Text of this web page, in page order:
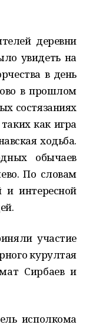
деревни
увидеть на
в день
в прошлом
состязаниях
как игра
ходьба.
обычаев
По словам
и интересной
участие
курултая
Сирбаев и
исполкома